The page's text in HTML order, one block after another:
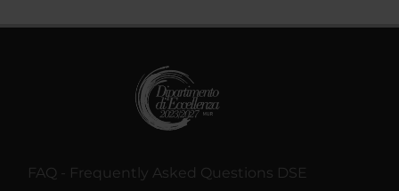
FAQ - Frequently Asked Questions DSE